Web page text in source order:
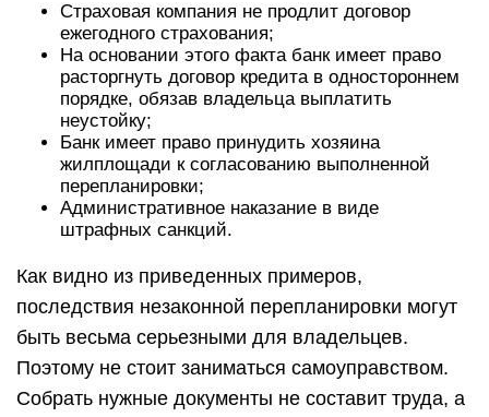
Страховая компания не продлит договор
ежегодного страхования;
На основании этого факта банк имеет право
расторгнуть договор кредита в одностороннем
порядке, обязав владельца выплатить
неустойку;
Банк имеет право принудить хозяина
жилплощади к согласованию выполненной
перепланировки;
Административное наказание в виде
штрафных санкций.
Как видно из приведенных примеров,
последствия незаконной перепланировки могут
быть весьма серьезными для владельцев.
Поэтому не стоит заниматься самоуправством.
Собрать нужные документы не составит труда, а